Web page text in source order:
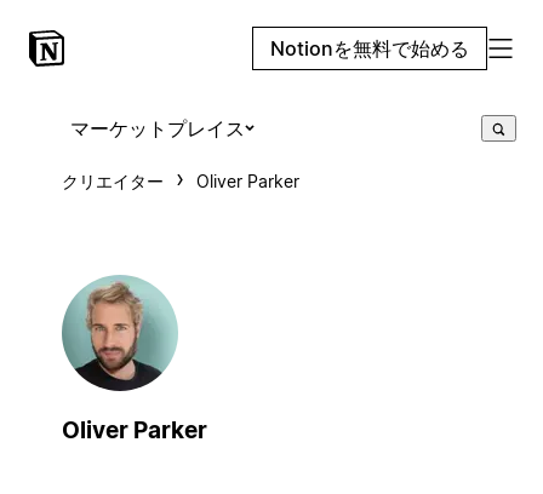
Notionを無料で始める
マーケットプレイス
クリエイター Oliver Parker
Oliver Parker